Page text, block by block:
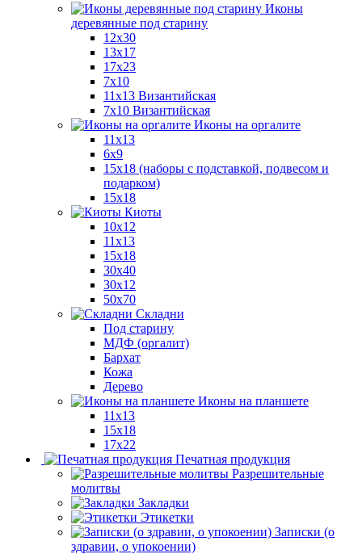
Иконы
деревянные под старину
12х30
13x17
17x23
7x10
11x13 Византийская
7x10 Византийская
Иконы на оргалите
11x13
6x9
15х18 (наборы с подставкой, подвесом и
подарком)
15x18
Киоты
10x12
11x13
15x18
30x40
30х12
50x70
Складни
Под старину
МДФ (оргалит)
Бархат
Кожа
Дерево
Иконы на планшете
11х13
15х18
17х22
Печатная продукция
Разрешительные
молитвы
Закладки
Этикетки
Записки (о
здравии, о упокоении)